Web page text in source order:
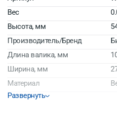
Вес
Высота, мм
Производитель/Бренд
Длина валика, мм
Ширина, мм
Материал
Страна производитель
Развернуть